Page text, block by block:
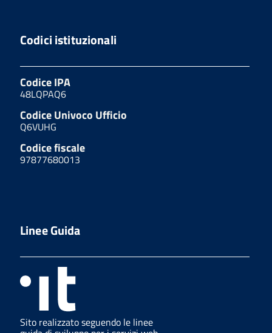
Codici istituzionali
Codice IPA
48LQPAQ6
Codice Univoco Ufficio
Q6VUHG
Codice fiscale
97877680013
Linee Guida
Sito realizzato seguendo le linee